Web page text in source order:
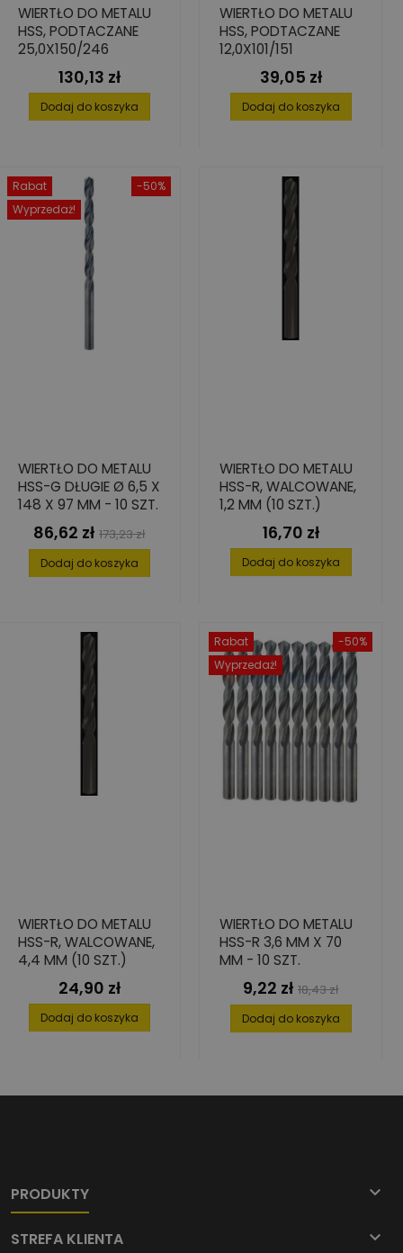
WIERTŁO DO METALU
HSS, PODTACZANE
25,0X150/246
Cena
130,13 zł
Dodaj do koszyka
WIERTŁO DO METALU
HSS, PODTACZANE
12,0X101/151
Cena
39,05 zł
Dodaj do koszyka
-50%
Rabat
Wyprzedaż!
WIERTŁO DO METALU
HSS-G DŁUGIE Ø 6,5 X
148 X 97 MM - 10 SZT.
Cena
86,62 zł Cena
podstawowa
173,23 zł
Dodaj do koszyka
WIERTŁO DO METALU
HSS-R, WALCOWANE,
1,2 MM (10 SZT.)
Cena
16,70 zł
Dodaj do koszyka
WIERTŁO DO METALU
HSS-R, WALCOWANE,
4,4 MM (10 SZT.)
Cena
24,90 zł
Dodaj do koszyka
-50%
Rabat
Wyprzedaż!
WIERTŁO DO METALU
HSS-R 3,6 MM X 70
MM - 10 SZT.
Cena
9,22 zł Cena
podstawowa
18,43 zł
Dodaj do koszyka
PRODUKTY 
STREFA KLIENTA 